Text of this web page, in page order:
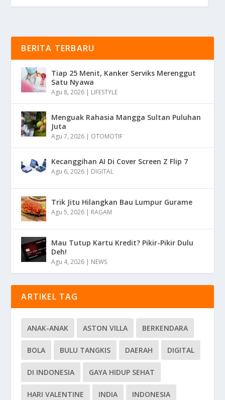
BERITA TERBARU
Tiap 25 Menit, Kanker Serviks Merenggut
Satu Nyawa
Agu 8, 2026 | LIFESTYLE
Menguak Rahasia Mangga Sultan Puluhan
Juta
Agu 7, 2026 | OTOMOTIF
Kecanggihan AI Di Cover Screen Z Flip 7
Agu 6, 2026 | DIGITAL
Trik Jitu Hilangkan Bau Lumpur Gurame
Agu 5, 2026 | RAGAM
Mau Tutup Kartu Kredit? Pikir-Pikir Dulu
Deh!
Agu 4, 2026 | NEWS
ARTIKEL TAG
ANAK-ANAK ASTON VILLA BERKENDARA
BOLA BULU TANGKIS DAERAH DIGITAL
DI INDONESIA GAYA HIDUP SEHAT
HARI VALENTINE INDIA INDONESIA